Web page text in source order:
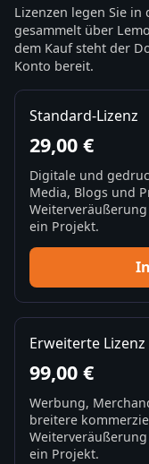
Lizenzen legen Sie
gesammelt über
dem Kauf steht der
Konto bereit.
Standard-Lizenz
29,00 €
Digitale und
Media, Blogs und
ein Projekt.
Erweiterte Lizenz
99,00 €
Werbung,
breitere
ein Projekt.